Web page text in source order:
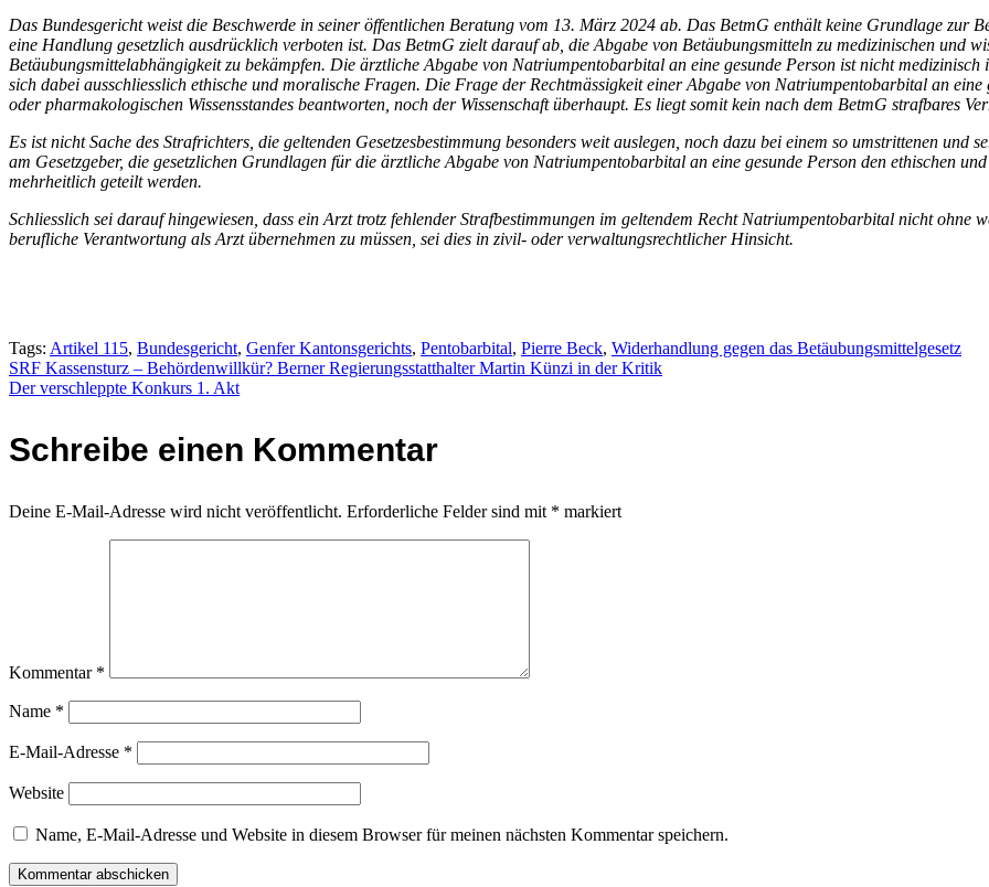
Das Bundesgericht weist die Beschwerde in seiner öffentlichen Beratung vom 13. März 2024 ab. Das BetmG enthält keine Grundlage zur
eine Handlung gesetzlich ausdrücklich verboten ist. Das BetmG zielt darauf ab, die Abgabe von Betäubungsmitteln zu medizinischen und
Betäubungsmittelabhängigkeit zu bekämpfen. Die ärztliche Abgabe von Natriumpentobarbital an eine gesunde Person ist nicht
sich dabei ausschliesslich ethische und moralische Fragen. Die Frage der Rechtmässigkeit einer Abgabe von Natriumpentobarbital an
oder pharmakologischen Wissensstandes beantworten, noch der Wissenschaft überhaupt. Es liegt somit kein nach dem BetmG strafbares
Es ist nicht Sache des Strafrichters, die geltenden Gesetzesbestimmung besonders weit auslegen, noch dazu bei einem so umstrittenen und
am Gesetzgeber, die gesetzlichen Grundlagen für die ärztliche Abgabe von Natriumpentobarbital an eine gesunde Person den ethischen
mehrheitlich geteilt werden.
Schliesslich sei darauf hingewiesen, dass ein Arzt trotz fehlender Strafbestimmungen im geltendem Recht Natriumpentobarbital nicht ohne
berufliche Verantwortung als Arzt übernehmen zu müssen, sei dies in zivil- oder verwaltungsrechtlicher Hinsicht.
Tags: Artikel 115, Bundesgericht, Genfer Kantonsgerichts, Pentobarbital, Pierre Beck, Widerhandlung gegen das Betäubungsmittelgesetz
Beitragsnavigation
SRF Kassensturz – Behördenwillkür? Berner Regierungsstatthalter Martin Künzi in der Kritik
Der verschleppte Konkurs 1. Akt
Schreibe einen Kommentar
Deine E-Mail-Adresse wird nicht veröffentlicht. Erforderliche Felder sind mit * markiert
Kommentar *
Name *
E-Mail-Adresse *
Website
Name, E-Mail-Adresse und Website in diesem Browser für meinen nächsten Kommentar speichern.